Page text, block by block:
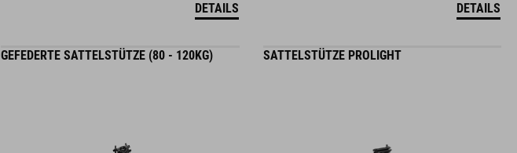
DETAILS DETAILS
GEFEDERTE SATTELSTÜTZE (80 - 120KG) SATTELSTÜTZE PROLIGHT